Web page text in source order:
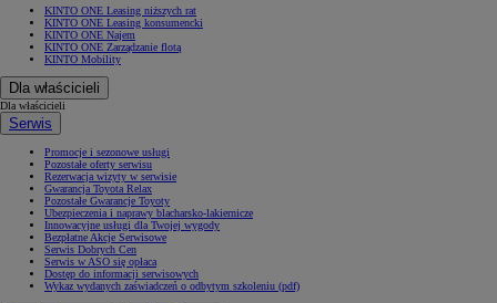
KINTO ONE Leasing niższych rat
KINTO ONE Leasing konsumencki
KINTO ONE Najem
KINTO ONE Zarządzanie flotą
KINTO Mobility
Dla właścicieli
Dla właścicieli
Serwis
Promocje i sezonowe usługi
Pozostałe oferty serwisu
Rezerwacja wizyty w serwisie
Gwarancja Toyota Relax
Pozostałe Gwarancje Toyoty
Ubezpieczenia i naprawy blacharsko-lakiernicze
Innowacyjne usługi dla Twojej wygody
Bezpłatne Akcje Serwisowe
Serwis Dobrych Cen
Serwis w ASO się opłaca
Dostęp do informacji serwisowych
Wykaz wydanych zaświadczeń o odbytym szkoleniu (pdf)